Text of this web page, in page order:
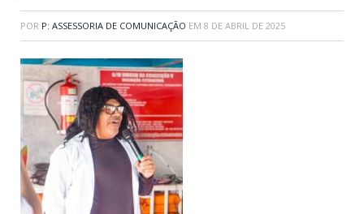
POR P: ASSESSORIA DE COMUNICAÇÃO EM 8 DE ABRIL DE 2025